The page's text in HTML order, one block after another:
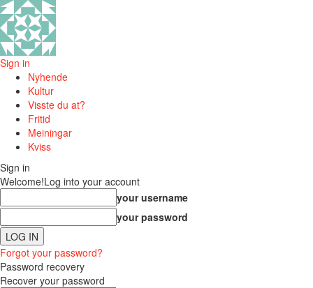
Sign in
Nyhende
Kultur
Visste du at?
Fritid
Meiningar
Kviss
Sign in
Welcome!Log into your account
your username
your password
Forgot your password?
Password recovery
Recover your password